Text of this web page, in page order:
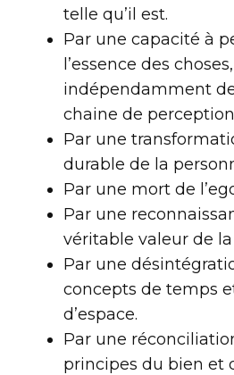
telle qu’il est.
Par une capacité à
l’essence des choses,
indépendamment
chaine de
Par une
durable de la
Par une mort de
Par une
véritable valeur de la
Par une
concepts de temps
d’espace.
Par une
principes du bien et